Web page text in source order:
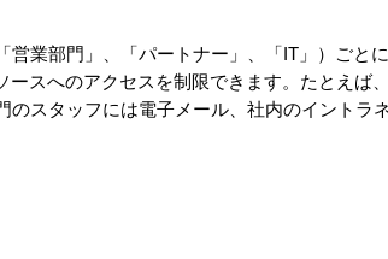
業部門」、「パートナー」、「IT」）ごと
スへのアクセスを制限できます。たとえば
スタッフには電子メール、社内のイントラ